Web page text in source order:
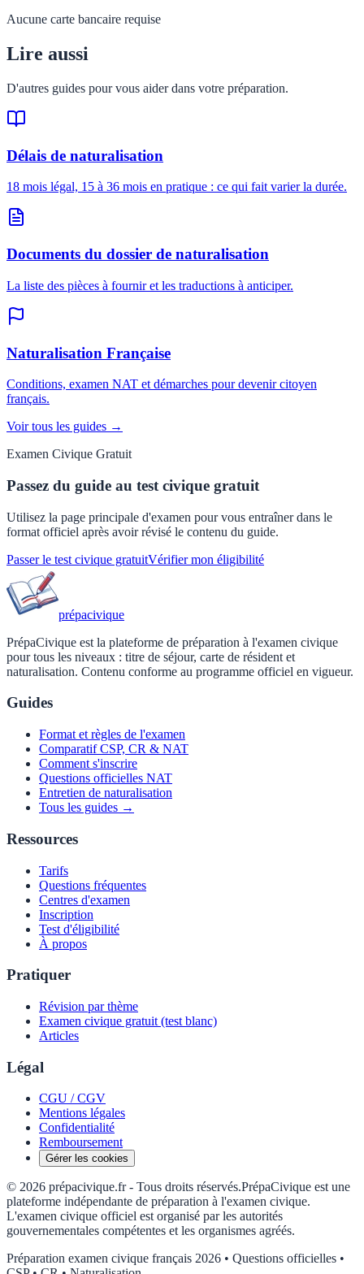
Aucune carte bancaire requise
Lire aussi
D'autres guides pour vous aider dans votre préparation.
Délais de naturalisation
18 mois légal, 15 à 36 mois en pratique : ce qui fait varier la durée.
Documents du dossier de naturalisation
La liste des pièces à fournir et les traductions à anticiper.
Naturalisation Française
Conditions, examen NAT et démarches pour devenir citoyen
français.
Voir tous les guides →
Examen Civique Gratuit
Passez du guide au test civique gratuit
Utilisez la page principale d'examen pour vous entraîner dans le
format officiel après avoir révisé le contenu du guide.
Passer le test civique gratuitVérifier mon éligibilité
prépacivique
PrépaCivique est la plateforme de préparation à l'examen civique
pour tous les niveaux : titre de séjour, carte de résident et
naturalisation. Contenu conforme au programme officiel en vigueur.
Guides
Format et règles de l'examen
Comparatif CSP, CR & NAT
Comment s'inscrire
Questions officielles NAT
Entretien de naturalisation
Tous les guides →
Ressources
Tarifs
Questions fréquentes
Centres d'examen
Inscription
Test d'éligibilité
À propos
Pratiquer
Révision par thème
Examen civique gratuit (test blanc)
Articles
Légal
CGU / CGV
Mentions légales
Confidentialité
Remboursement
Gérer les cookies
© 2026 prépacivique.fr - Tous droits réservés.PrépaCivique est une
plateforme indépendante de préparation à l'examen civique.
L'examen civique officiel est organisé par les autorités
gouvernementales compétentes et les organismes agréés.
Préparation examen civique français 2026 • Questions officielles •